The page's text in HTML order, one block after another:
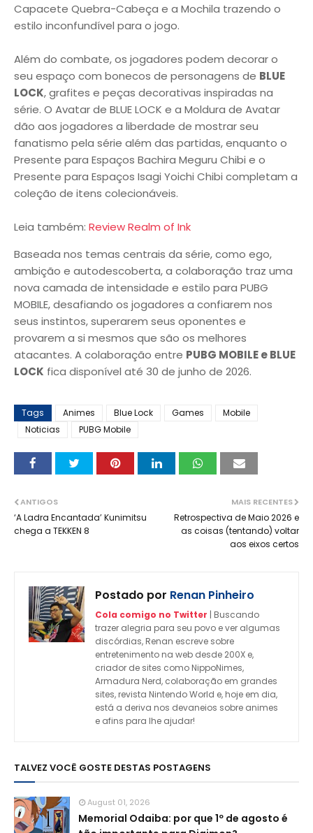
Capacete Quebra-Cabeça e a Mochila trazendo o
estilo inconfundível para o jogo.
Além do combate, os jogadores podem decorar o
seu espaço com bonecos de personagens de BLUE
LOCK, grafites e peças decorativas inspiradas na
série. O Avatar de BLUE LOCK e a Moldura de Avatar
dão aos jogadores a liberdade de mostrar seu
fanatismo pela série além das partidas, enquanto o
Presente para Espaços Bachira Meguru Chibi e o
Presente para Espaços Isagi Yoichi Chibi completam a
coleção de itens colecionáveis.
Leia também: Review Realm of Ink
Baseada nos temas centrais da série, como ego,
ambição e autodescoberta, a colaboração traz uma
nova camada de intensidade e estilo para PUBG
MOBILE, desafiando os jogadores a confiarem nos
seus instintos, superarem seus oponentes e
provarem a si mesmos que são os melhores
atacantes. A colaboração entre PUBG MOBILE e BLUE
LOCK fica disponível até 30 de junho de 2026.
Tags Animes Blue Lock Games
Mobile
Noticias
PUBG Mobile
MAIS RECENTES
Retrospectiva de Maio 2026 e
as coisas (tentando) voltar
aos eixos certos
ANTIGOS
‘A Ladra Encantada’ Kunimitsu
chega a TEKKEN 8
Postado por Renan Pinheiro
Cola comigo no Twitter | Buscando
trazer alegria para seu povo e ver algumas
discórdias, Renan escreve sobre
entretenimento na web desde 200X e,
criador de sites como NippoNimes,
Armadura Nerd, colaboração em grandes
sites, revista Nintendo World e, hoje em dia,
está a deriva nos devaneios sobre animes
e afins para lhe ajudar!
TALVEZ VOCÊ GOSTE DESTAS POSTAGENS
August 01, 2026
Memorial Odaiba: por que 1º de agosto é